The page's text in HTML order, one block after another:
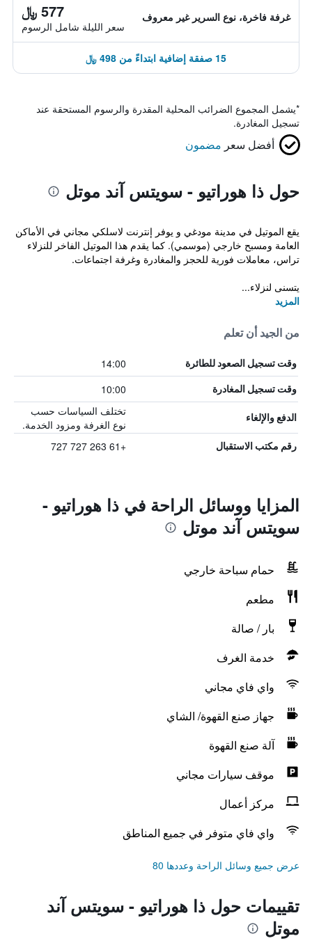
غرفة فاخرة، نوع السرير غير معروف 577 ﷼
سعر الليلة شامل الرسوم
15 صفقة إضافية ابتداءً من 498 ﷼
*يشمل المجموع الضرائب المحلية المقدرة والرسوم المستحقة عند
تسجيل المغادرة.
أفضل سعر مضمون
حول ذا هوراتيو - سويتس آند موتل
يقع الموتيل في مدينة مودغي و يوفر إنترنت لاسلكي مجاني في الأماكن
العامة ومسبح خارجي (موسمي). كما يقدم هذا الموتيل الفاخر للنزلاء
تراس، معاملات فورية للحجز والمغادرة وغرفة اجتماعات.
يتسنى لنزلاء...
المزيد
من الجيد أن تعلم
وقت تسجيل الصعود للطائرة 14:00
وقت تسجيل المغادرة 10:00
الدفع والإلغاء
تختلف السياسات حسب
نوع الغرفة ومزود الخدمة.
رقم مكتب الاستقبال +61 263 727 727
المزايا ووسائل الراحة في ذا هوراتيو -
سويتس آند موتل
حمام سباحة خارجي
مطعم
بار / صالة
خدمة الغرف
واي فاي مجاني
جهاز صنع القهوة/ الشاي
آلة صنع القهوة
موقف سيارات مجاني
مركز أعمال
واي فاي متوفر في جميع المناطق
عرض جميع وسائل الراحة وعددها 80
تقييمات حول ذا هوراتيو - سويتس آند
موتل